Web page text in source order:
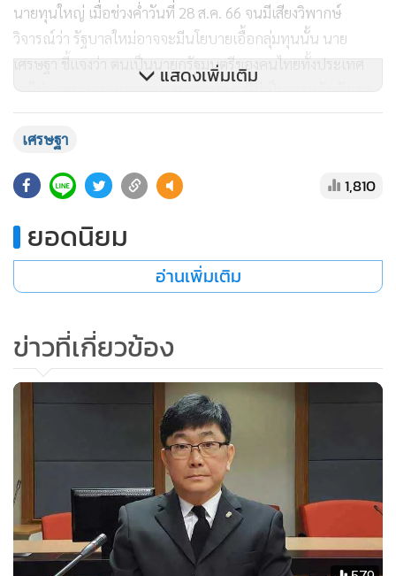
นายทุนใหญ่ เมื่อช่วงค่ำวันที่ 28 ส.ค. 66 จนมีเสียงวิพากษ์
วิจารณ์ว่า รัฐบาลใหม่อาจจะมีนโยบายเอื้อกลุ่มทุนนั้น นาย
เศรษฐา ชี้แจงว่า ตนเป็นนายกรัฐมนตรีของคนไทยทั้งประเทศ
แต่ไม่ขอตอบกระแสดรามา เพราะมองว่าไม่เป็นธรรมกับตัวเอง
และกลุ่มคนที่ไปพบ หลายคนในภาพมีความหวังดีกับประเทศ
ไม่มีการขอ หรือเรียกร้องอะไรเป็นพิเศษ พูดคุยเรื่องปัญหาบ้าน
เอื้อกับบริษัทของกลุ่มนายทุนเลย ทุกคนหวังดีกับประเทศ และ
“เมื่อคืนไปเพื่อรับฟังความคิดเห็น ภาคธุรกิจก็ขอให้รัฐบาลขับ
เคลื่อนส่วนไหน ยังไม่ถึงเวลาที่จะเปิดเผย รอคราวหน้าชัดเจน
นายเศรษฐา เปิดเผยด้ยยว่า หลังจากนี้ จะลงพื้นที่พบปะ
ประชาชนต่างจังหวัดมากขึ้น ศุกร์นี้จะมีภารกิจไปต่างจังหวัด
และหากไม่จำเป็น จะไม่ไปต่างประเทศ จะไปลงพื้นที่ทุกอาทิตย์
ขอให้มั่นใจว่าอะไรที่ทำได้ก็จะทำ
ส่วนประเด็นคุณสมบัติของ นายพิชิต ชื่นบาน ว่าที่ รมต.สำนัก
นายกรัฐมนตรี ที่เคยถูกศาลสั่งจำคุก 6 เดือน กรณีถุงขนม 2 ล้าน
ซึ่งอาจจะกลายเป็นสายล่อฟ้าของรัฐบาลได้นั้น นายเศรษฐา
แสดงเพิ่มเติม
เศรษฐา
1,810
ยอดนิยม
อ่านเพิ่มเติม
ข่าวที่เกี่ยวข้อง